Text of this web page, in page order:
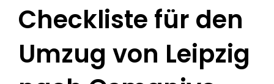
Checkliste für den
Umzug von Leipzig